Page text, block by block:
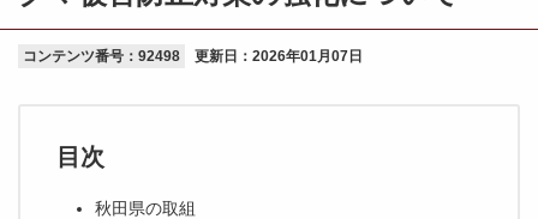
コンテンツ番号：92498 更新日： 2026年01月07日
目次
秋田県の取組